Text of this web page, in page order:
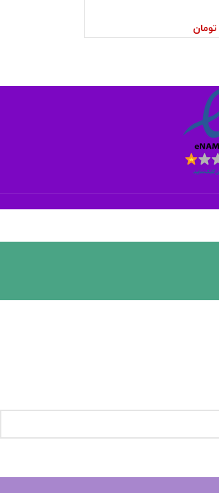
تومان